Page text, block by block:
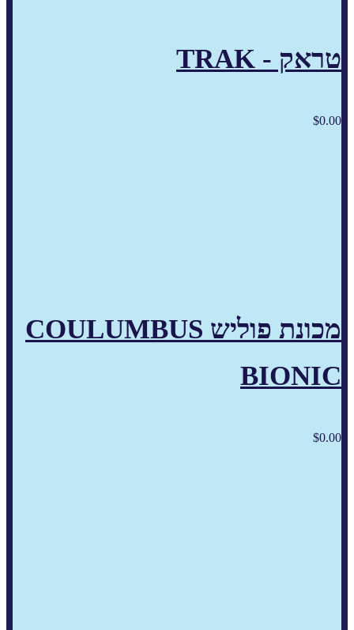
טראק - TRAK
$0.00
מכונת פוליש COULUMBUS
BIONIC
$0.00